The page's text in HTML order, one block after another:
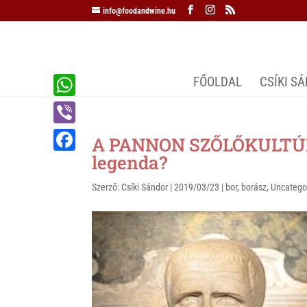
info@foodandwine.hu
FŐOLDAL CSÍKI
A PANNON
legenda?
Szerző: Csíki Sándor |2019/03/23 | bor, borász,
W
h
a
V